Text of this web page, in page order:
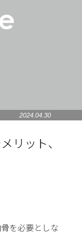
2024.04.30
リット、
を必要としな